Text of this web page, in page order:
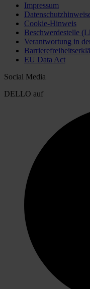
Impressum
Cookie-Hinweis
Beschwerdestelle
Verantwortung in
EU Data Act
Social Media
DELLO auf